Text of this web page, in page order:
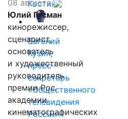
Костин
Евгений
Кузин,
пресс-
секретарь
«Общественного
телевидения
России»:
08 августа
Юлий Гусман
кинорежиссер,
сценарист,
основатель
и художественный
руководитель
премии Рос.
академии
кинематографических